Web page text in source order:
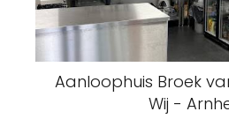
Aanloophuis Broek
Wij -